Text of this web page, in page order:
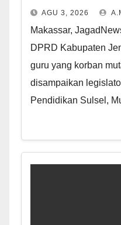
AGU 3, 2026
Makassar,
DPRD Kabupaten
guru yang korban
disampaikan
Pendidikan Sulsel,